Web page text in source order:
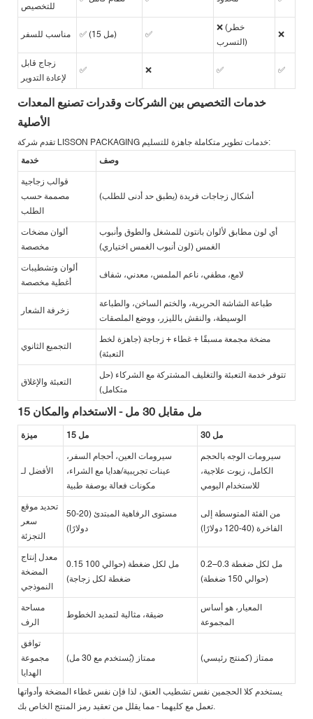
للتخصيص
مناسب للسفر ✅ (15 مل) ✅
❌ (خطر
التسرب)
❌
زجاج قابل
لإعادة التدوير
✅ ❌ ✅ ✅
خدمات التخصيص بين الشركات وقدرات تصنيع المعدات
الأصلية
تقدم شركة LISSON PACKAGING خدمات تطوير متكاملة جاهزة للتسليم:
خدمة
وصف
قوالب زجاجية
مصممة حسب
الطلب
أشكال زجاجات فريدة (يطبق حد أدنى للطلب)
ألوان مضخات
مخصصة
أي لون مطابق لألوان بانتون للمشغل والطوق وأنبوب
الغمس (لون أنبوب الغمس اختياري)
ألوان وتشطيبات
أغطية مخصصة
لامع، مطفي، ناعم الملمس، معدني، شفاف
زخرفة الشعار
طباعة الشاشة الحريرية، والختم الساخن، والطباعة
الوسيطة، والنقش بالليزر، ووضع الملصقات
التجميع الثانوي
مضخة مجمعة مسبقًا + غطاء + زجاجة (جاهزة لخط
التعبئة)
التعبئة والإغلاق
تتوفر خدمة التعبئة والتغليف المشتركة مع الشركاء (حل
متكامل)
15 مل مقابل 30 مل - الاستخدام والمكان
ميزة 15 مل 30 مل
الأفضل لـ
سيرومات العين، أحجام السفر،
عينات تجريبية/هدايا مع الشراء،
مكونات فعالة بوصفة طبية
سيرومات الوجه بالحجم
الكامل، زيوت علاجية،
للاستخدام اليومي
تحديد موقع
سعر
التجزئة
مستوى الرفاهية المبتدئ (20-50
دولارًا)
من الفئة المتوسطة إلى
الفاخرة (40-120 دولارًا)
معدل إنتاج
المضخة
النموذجي
0.15 مل لكل ضغطة (حوالي 100
ضغطة لكل زجاجة)
0.2–0.3 مل لكل ضغطة
(حوالي 150 ضغطة)
مساحة
الرف
ضيقة، مثالية لتمديد الخطوط
المعيار، هو أساس
المجموعة
توافق
مجموعة
الهدايا
ممتاز (يُستخدم مع 30 مل) ممتاز (كمنتج رئيسي)
يستخدم كلا الحجمين نفس تشطيب العنق، لذا فإن نفس غطاء المضخة وأدواتها
تعمل مع كليهما - مما يقلل من تعقيد رمز المنتج الخاص بك.